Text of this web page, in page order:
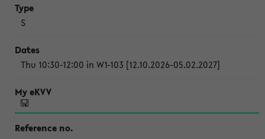
S
Thu 10:30-12:00 in W1-103 [12.10.2026-05.02.2027]